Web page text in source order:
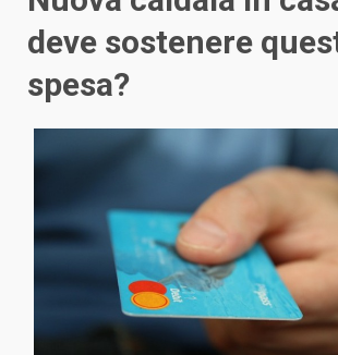
deve sostenere
spesa?